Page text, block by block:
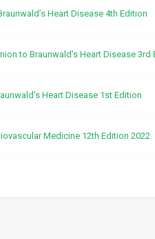
Heart Disease 4th Edition
to Braunwald’s Heart Disease 3rd
Heart Disease 1st Edition
Medicine 12th Edition 2022